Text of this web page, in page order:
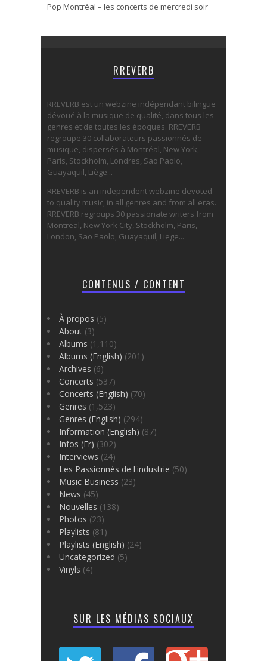
Pop Montréal – les concerts de mercredi soir
RREVERB
RREVERB est un webzine indépendant bilingue
dévoué à la musique de qualité, dans tous les
genres et de toutes les époques. RREVERB
regroupe 30 collaborateurs passionnés de
musique, dispersés à Montréal, New York,
Paris, Stockholm, Londres, Sao Paolo,
Guayaquil, Liège...
RREVERB is an independent webzine devoted
to quality music, in all genres and from all eras.
RREVERB regroups 30 passionate writers from
Montreal, New York City, Stockholm, Paris,
London, Sao Paolo, Guayaquil, Liege...
CONTENUS / CONTENT
À propos (5)
About (3)
Albums (1,110)
Albums (English) (201)
Archives (6)
Concerts (537)
Concerts (English) (70)
Genres (1,523)
Genres (English) (294)
Information (English) (87)
Infos (Fr) (302)
Interviews (24)
Les Passionnés de l'industrie (50)
Music Business (23)
News (45)
Nouvelles (138)
Photos (23)
Playlists (81)
Playlists (English) (24)
Uncategorized (5)
Vinyls (4)
SUR LES MÉDIAS SOCIAUX